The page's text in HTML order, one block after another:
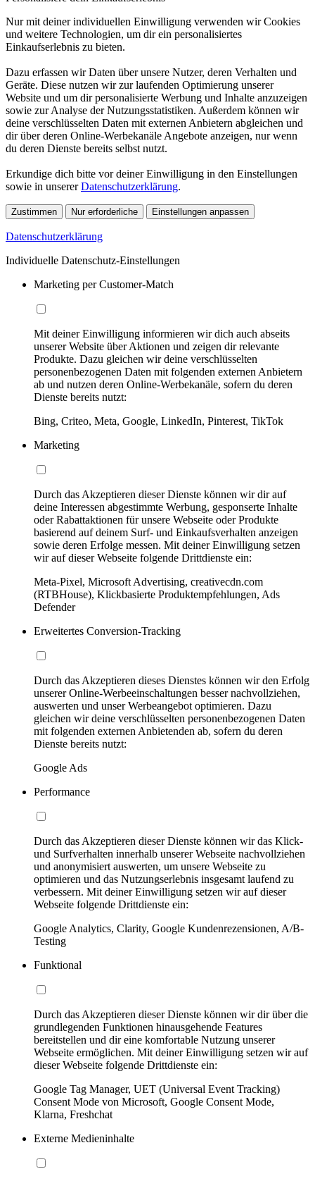
Nur mit deiner individuellen Einwilligung verwenden wir Cookies
und weitere Technologien, um dir ein personalisiertes
Einkaufserlebnis zu bieten.
Dazu erfassen wir Daten über unsere Nutzer, deren Verhalten und
Geräte. Diese nutzen wir zur laufenden Optimierung unserer
Website und um dir personalisierte Werbung und Inhalte anzuzeigen
sowie zur Analyse der Nutzungsstatistiken. Außerdem können wir
deine verschlüsselten Daten mit externen Anbietern abgleichen und
dir über deren Online-Werbekanäle Angebote anzeigen, nur wenn
du deren Dienste bereits selbst nutzt.
Erkundige dich bitte vor deiner Einwilligung in den Einstellungen
sowie in unsererDatenschutzerklärung.
Zustimmen Nur erforderliche Einstellungen anpassen
Datenschutzerklärung
Individuelle Datenschutz-Einstellungen
Marketing per Customer-Match
Mit deiner Einwilligung informieren wir dich auch abseits
unserer Website über Aktionen und zeigen dir relevante
Produkte. Dazu gleichen wir deine verschlüsselten
personenbezogenen Daten mit folgenden externen Anbietern
ab und nutzen deren Online-Werbekanäle, sofern du deren
Dienste bereits nutzt:
Bing, Criteo, Meta, Google, LinkedIn, Pinterest, TikTok
Marketing
Durch das Akzeptieren dieser Dienste können wir dir auf
deine Interessen abgestimmte Werbung, gesponserte Inhalte
oder Rabattaktionen für unsere Webseite oder Produkte
basierend auf deinem Surf- und Einkaufsverhalten anzeigen
sowie deren Erfolge messen. Mit deiner Einwilligung setzen
wir auf dieser Webseite folgende Drittdienste ein:
Meta-Pixel, Microsoft Advertising, creativecdn.com
(RTBHouse), Klickbasierte Produktempfehlungen, Ads
Defender
Erweitertes Conversion-Tracking
Durch das Akzeptieren dieses Dienstes können wir den Erfolg
unserer Online-Werbeeinschaltungen besser nachvollziehen,
auswerten und unser Werbeangebot optimieren. Dazu
gleichen wir deine verschlüsselten personenbezogenen Daten
mit folgenden externen Anbietenden ab, sofern du deren
Dienste bereits nutzt:
Google Ads
Performance
Durch das Akzeptieren dieser Dienste können wir das Klick-
und Surfverhalten innerhalb unserer Webseite nachvollziehen
und anonymisiert auswerten, um unsere Webseite zu
optimieren und das Nutzungserlebnis insgesamt laufend zu
verbessern. Mit deiner Einwilligung setzen wir auf dieser
Webseite folgende Drittdienste ein:
Google Analytics, Clarity, Google Kundenrezensionen, A/B-
Testing
Funktional
Durch das Akzeptieren dieser Dienste können wir dir über die
grundlegenden Funktionen hinausgehende Features
bereitstellen und dir eine komfortable Nutzung unserer
Webseite ermöglichen. Mit deiner Einwilligung setzen wir auf
dieser Webseite folgende Drittdienste ein:
Google Tag Manager, UET (Universal Event Tracking)
Consent Mode von Microsoft, Google Consent Mode,
Klarna, Freshchat
Externe Medieninhalte